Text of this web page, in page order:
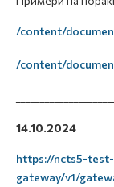
/content/
/content/
14.10.2024
https://ncts5-
gateway/v1/